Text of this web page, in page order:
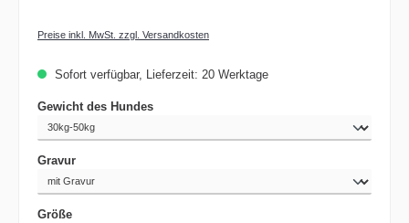
Preise inkl. MwSt. zzgl. Versandkosten
Sofort verfügbar, Lieferzeit: 20 Werktage
Gewicht des Hundesauswählen
Gravurauswählen
Größeauswählen